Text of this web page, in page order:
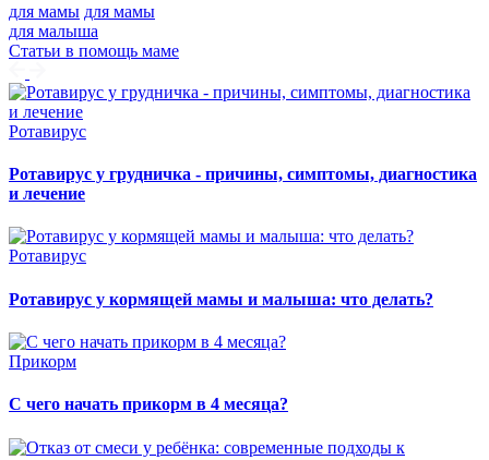
для мамы для мамы
для малыша
Статьи в помощь маме
Ротавирус
Ротавирус у грудничка - причины, симптомы, диагностика
и лечение
Ротавирус
Ротавирус у кормящей мамы и малыша: что делать?
Прикорм
С чего начать прикорм в 4 месяца?